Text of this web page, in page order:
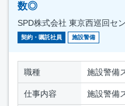
数◎
SPD株式会社 東京西巡回セ
契約・嘱託社員 施設警備
職種 施設警備
仕事内容 施設警備